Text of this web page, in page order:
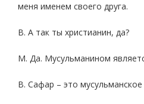
меня именем своего друга.
В. А так ты христианин, да?
М. Да. Мусульманином
В. Сафар – это